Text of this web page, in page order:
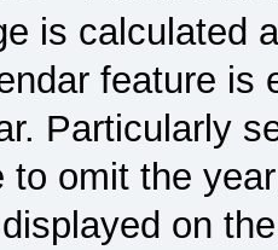
is calculated
feature is
Particularly
to omit the
on